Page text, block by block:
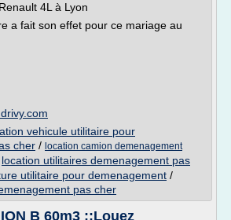
4L à Lyon
a fait son effet pour ce mariage au
vehicule utilitaire pour
cher / location camion demenagement
location utilitaires demenagement pas
utilitaire pour demenagement /
pas cher
B 60m3 ::Louez